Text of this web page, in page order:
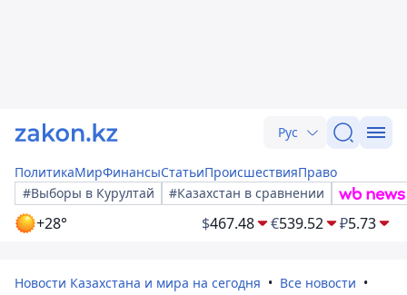
Рус
ПолитикаМирФинансыСтатьиПроисшествияПраво
#Выборы в Курултай
#Казахстан в сравнении
+28° $467.48 €539.52 ₽5.73
Новости Казахстана и мира на сегодня
Все новости